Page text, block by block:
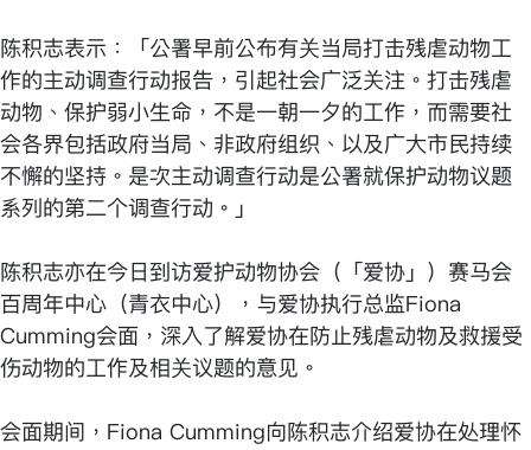
陈积志表示：「公署早前公布有关当局打击残虐动物工
作的主动调查行动报告，引起社会广泛关注。打击残虐
动物、保护弱小生命，不是一朝一夕的工作，而需要社
会各界包括政府当局、非政府组织、以及广大市民持续
不懈的坚持。是次主动调查行动是公署就保护动物议题
系列的第二个调查行动。」
陈积志亦在今日到访爱护动物协会（「爱协」）赛马会
百周年中心（青衣中心），与爱协执行总监Fiona
Cumming会面，深入了解爱协在防止残虐动物及救援受
伤动物的工作及相关议题的意见。
会面期间，Fiona Cumming向陈积志介绍爱协在处理怀